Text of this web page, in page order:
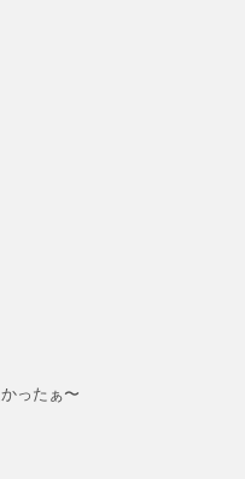
ったぁ〜